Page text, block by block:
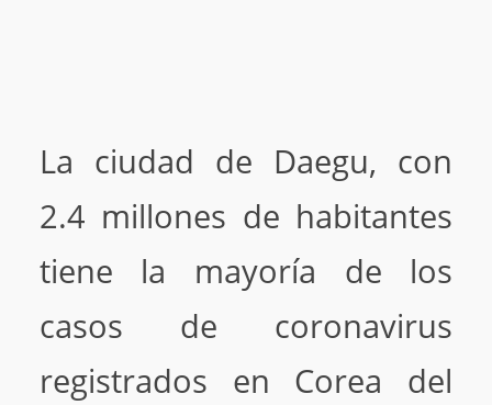
La ciudad de Daegu, con
2.4 millones de habitantes
tiene la mayoría de los
casos de coronavirus
registrados en Corea del